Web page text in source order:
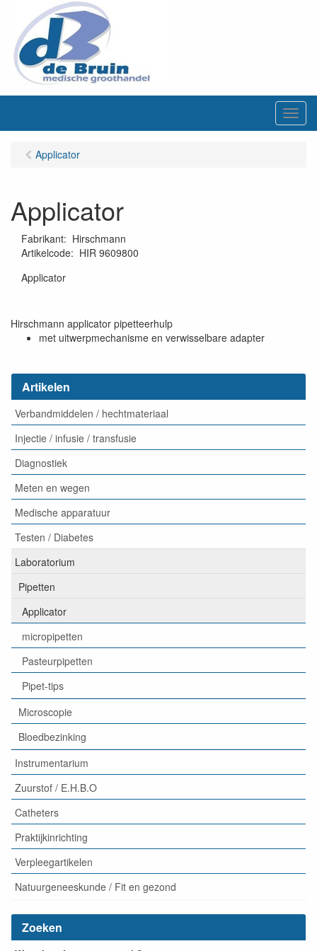
M
e
Applicator
Applicator
Fabrikant: Hirschmann
Artikelcode: HIR 9609800
Applicator
Hirschmann applicator pipetteerhulp
met uitwerpmechanisme en verwisselbare adapter
Artikelen
Verbandmiddelen / hechtmateriaal
Injectie / infusie / transfusie
Diagnostiek
Meten en wegen
Medische apparatuur
Testen / Diabetes
Laboratorium
Pipetten
Applicator
micropipetten
Pasteurpipetten
Pipet-tips
Microscopie
Bloedbezinking
Instrumentarium
Zuurstof / E.H.B.O
Catheters
Praktijkinrichting
Verpleegartikelen
Natuurgeneeskunde / Fit en gezond
Zoeken